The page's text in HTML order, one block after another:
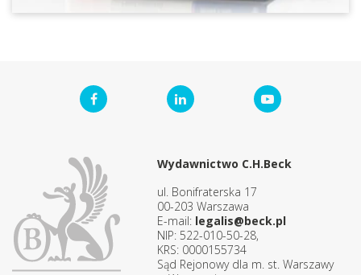
Wydawnictwo C.H.Beck
ul. Bonifraterska 17
00-203 Warszawa
E-mail: legalis@beck.pl
NIP: 522-010-50-28,
KRS: 0000155734
Sąd Rejonowy dla m. st. Warszawy